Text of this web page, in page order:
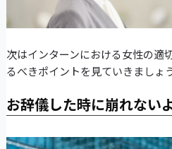
次はインターンにおける女性の適
るべきポイントを見ていきましょう
お辞儀した時に崩れない